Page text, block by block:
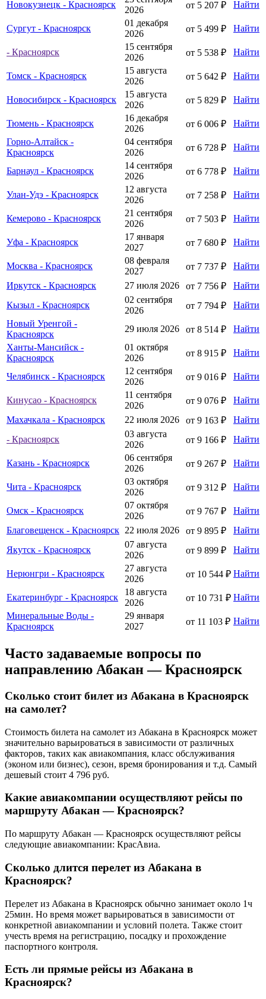
Новокузнецк - Красноярск
2026
от 5 207 ₽ Найти
Сургут - Красноярск
01 декабря
2026
от 5 499 ₽ Найти
- Красноярск
15 сентября
2026
от 5 538 ₽ Найти
Томск - Красноярск
15 августа
2026
от 5 642 ₽ Найти
Новосибирск - Красноярск
15 августа
2026
от 5 829 ₽ Найти
Тюмень - Красноярск
16 декабря
2026
от 6 006 ₽
Найти
Горно-Алтайск -
Красноярск
04 сентября
2026
от 6 728 ₽ Найти
Барнаул - Красноярск
14 сентября
2026
от 6 778 ₽ Найти
Улан-Удэ - Красноярск
12 августа
2026
от 7 258 ₽ Найти
Кемерово - Красноярск
21 сентября
2026
от 7 503 ₽ Найти
Уфа - Красноярск
17 января
2027
от 7 680 ₽ Найти
Москва - Красноярск
08 февраля
2027
от 7 737 ₽
Найти
Иркутск - Красноярск
27 июля 2026 от 7 756 ₽
Найти
Кызыл - Красноярск
02 сентября
2026
от 7 794 ₽
Найти
Новый Уренгой -
Красноярск
29 июля 2026 от 8 514 ₽
Найти
Ханты-Мансийск -
Красноярск
01 октября
2026
от 8 915 ₽ Найти
Челябинск - Красноярск
12 сентября
2026
от 9 016 ₽ Найти
Кинусао - Красноярск
11 сентября
2026
от 9 076 ₽
Найти
Махачкала - Красноярск
22 июля 2026 от 9 163 ₽
Найти
- Красноярск
03 августа
2026
от 9 166 ₽ Найти
Казань - Красноярск
06 сентября
2026
от 9 267 ₽ Найти
Чита - Красноярск
03 октября
2026
от 9 312 ₽ Найти
Омск - Красноярск
07 октября
2026
от 9 767 ₽
Найти
Благовещенск - Красноярск 22 июля 2026 от 9 895 ₽
Найти
Якутск - Красноярск
07 августа
2026
от 9 899 ₽ Найти
Нерюнгри - Красноярск
27 августа
2026
от 10 544 ₽ Найти
Екатеринбург - Красноярск
18 августа
2026
от 10 731 ₽ Найти
Минеральные Воды -
Красноярск
29 января
2027
от 11 103 ₽ Найти
Часто задаваемые вопросы по
направлению Абакан — Красноярск
Сколько стоит билет из Абакана в Красноярск
на самолет?
Стоимость билета на самолет из Абакана в Красноярск может
значительно варьироваться в зависимости от различных
факторов, таких как авиакомпания, класс обслуживания
(эконом или бизнес), сезон, время бронирования и т.д. Самый
дешевый стоит 4 796 руб.
Какие авиакомпании осуществляют рейсы по
маршруту Абакан — Красноярск?
По маршруту Абакан — Красноярск осуществляют рейсы
следующие авиакомпании: КрасАвиа.
Сколько длится перелет из Абакана в
Красноярск?
Перелет из Абакана в Красноярск обычно занимает около 1ч
25мин. Но время может варьироваться в зависимости от
конкретной авиакомпании и условий полета. Также стоит
учесть время на регистрацию, посадку и прохождение
паспортного контроля.
Есть ли прямые рейсы из Абакана в
Красноярск?